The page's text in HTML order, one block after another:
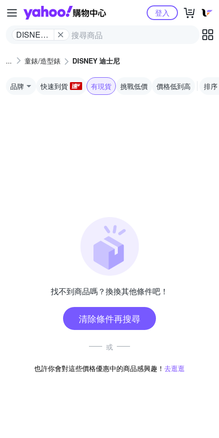
Yahoo購物中心
DISNEY
登入
童錶/造型錶 DISNEY 迪士尼
品牌 快速到貨 有現貨 挑戰低價 價格低到高 排序
找不到商品嗎？換換其他條件吧！
清除條件再搜尋
或
也許你會對這些價格優惠中的商品感興趣！ 去逛逛